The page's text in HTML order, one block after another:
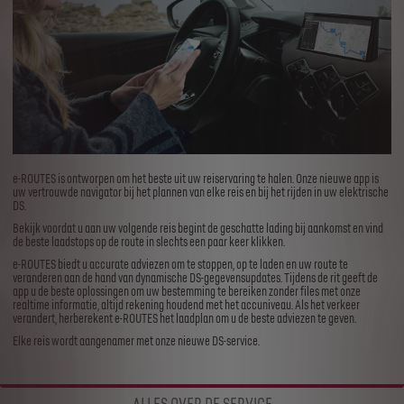
e-ROUTES is ontworpen om het beste uit uw reiservaring te halen. Onze nieuwe app is
uw vertrouwde navigator bij het plannen van elke reis en bij het rijden in uw elektrische
DS.
Bekijk voordat u aan uw volgende reis begint de geschatte lading bij aankomst en vind
de beste laadstops op de route in slechts een paar keer klikken.
e-ROUTES biedt u accurate adviezen om te stoppen, op te laden en uw route te
veranderen aan de hand van dynamische DS-gegevensupdates. Tijdens de rit geeft de
app u de beste oplossingen om uw bestemming te bereiken zonder files met onze
realtime informatie, altijd rekening houdend met het accuniveau. Als het verkeer
verandert, herberekent e-ROUTES het laadplan om u de beste adviezen te geven.​
Elke reis wordt aangenamer met onze nieuwe DS-service.